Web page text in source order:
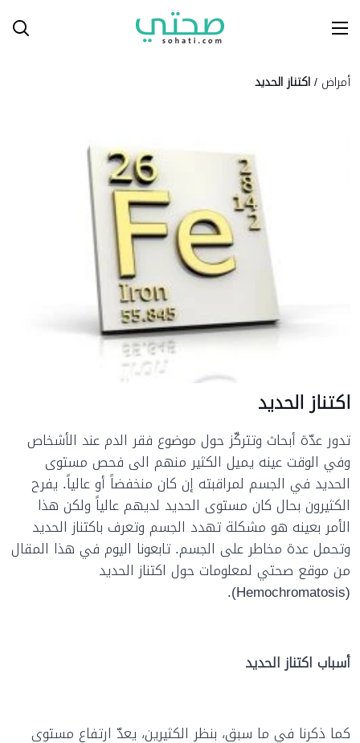
To
أمراض /اكتناز الحديد
اكتناز الحديد
تدور عدّة أبحاث وتتركّز حول موضوع فقر الدم عند الأشخاص
وفي الوقت عينه يميل الكثير منهم الى فحص مستوى
الحديد في الجسم لمراقبته إن كان منخفضاً أو عالياً. يفرح
الكثيرون بحال كان مستوى الحديد لديهم عالياً ولكن هذا
الأمر بعينه هو مشكلة تهدد الجسم وتعرف باكتناز الحديد
وتحمل عدة مخاطر على الجسم. تابعونا اليوم في هذا المقال
من موقع صحتي لمعلومات حول اكتناز الحديد
(Hemochromatosis).
أسباب اكتناز الحديد
كما ذكرنا في ما سبق، بنظر الكثيرين، يعدّ ارتفاع مستوى